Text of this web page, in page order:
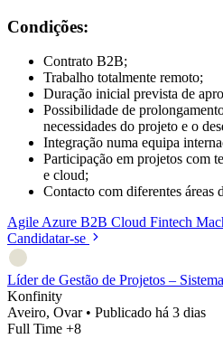
Condições:
Contrato B2B;
Trabalho totalmente remoto;
Duração inicial prevista de
Possibilidade de
necessidades do projeto e o
Integração numa equipa
Participação em projetos com
e cloud;
Contacto com diferentes áreas
Agile Azure B2B Cloud Fintech
Candidatar-se
Líder de Gestão de Projetos –
Konfinity
Aveiro, Ovar • Publicado há 3 dias
Full Time +8